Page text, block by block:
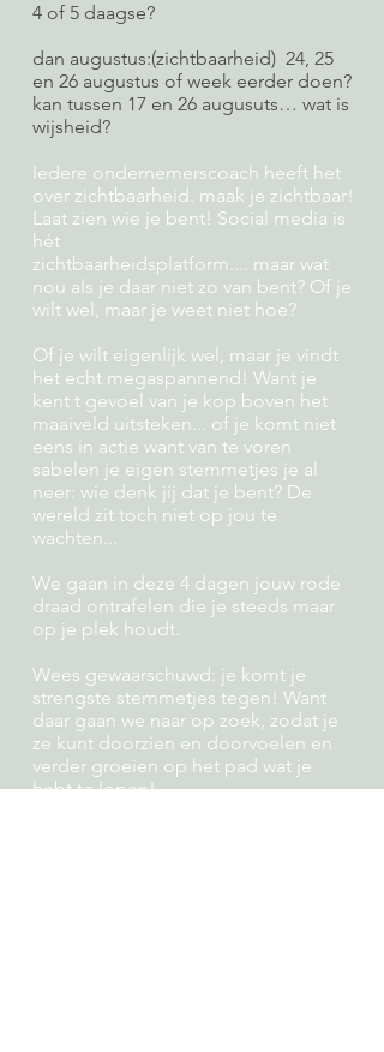
4 of 5 daagse?
dan augustus:(zichtbaarheid) 24, 25
en 26 augustus of week eerder doen?
kan tussen 17 en 26 augusuts… wat is
wijsheid?
Iedere ondernemerscoach heeft het
over zichtbaarheid. maak je zichtbaar!
Laat zien wie je bent! Social media is
hét
zichtbaarheidsplatform.... maar wat
nou als je daar niet zo van bent? Of je
wilt wel, maar je weet niet hoe?
Of je wilt eigenlijk wel, maar je vindt
het echt megaspannend! Want je
kent t gevoel van je kop boven het
maaiveld uitsteken... of je komt niet
eens in actie want van te voren
sabelen je eigen stemmetjes je al
neer: wie denk jij dat je bent? De
wereld zit toch niet op jou te
wachten...
We gaan in deze 4 dagen jouw rode
draad ontrafelen die je steeds maar
op je plek houdt.
Wees gewaarschuwd: je komt je
strengste stemmetjes tegen! Want
daar gaan we naar op zoek, zodat je
ze kunt doorzien en doorvoelen en
verder groeien op het pad wat je
hebt te lopen!